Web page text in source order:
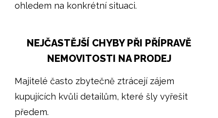
ohledem na konkrétní situaci.
NEJČASTĚJŠÍ CHYBY PŘI PŘÍPRAVĚ
NEMOVITOSTI NA PRODEJ
Majitelé často zbytečně ztrácejí zájem
kupujících kvůli detailům, které šly vyřešit
předem.